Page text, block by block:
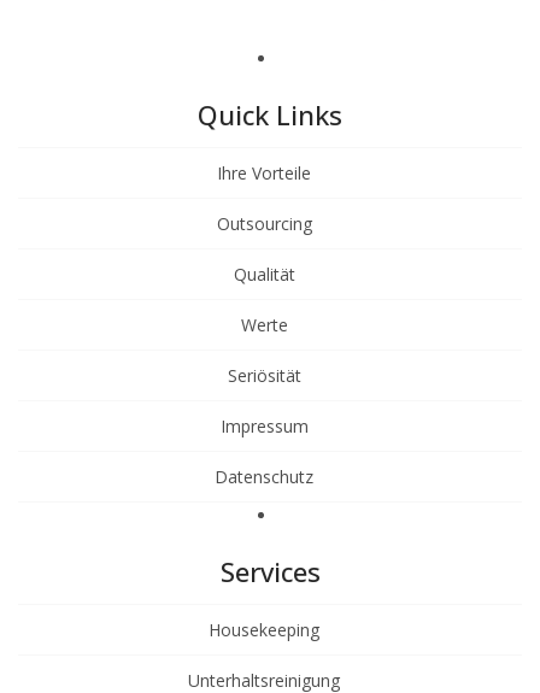
Quick Links
Ihre Vorteile
Outsourcing
Qualität
Werte
Seriösität
Impressum
Datenschutz
Services
Housekeeping
Unterhaltsreinigung